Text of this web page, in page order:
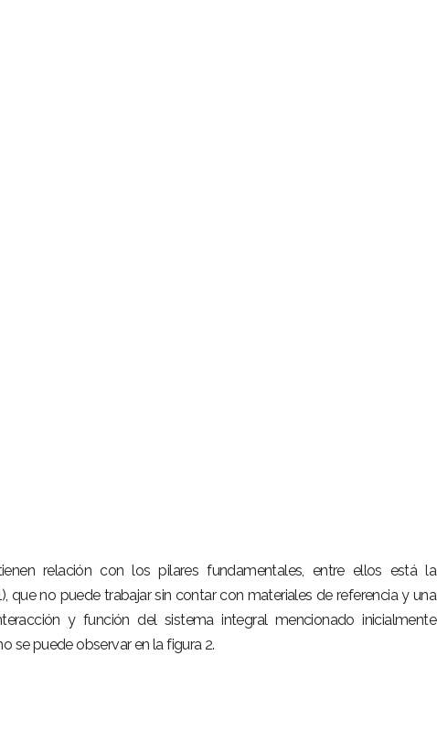
relación con los pilares fundamentales, entre ellos está la
que no puede trabajar sin contar con materiales de referencia y una
y función del sistema integral mencionado inicialmente
se puede observar en la figura 2.